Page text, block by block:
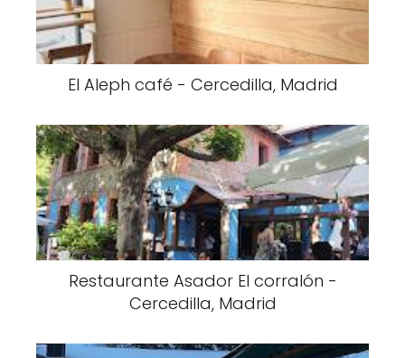
El Aleph café - Cercedilla, Madrid
Restaurante Asador El corralón -
Cercedilla, Madrid